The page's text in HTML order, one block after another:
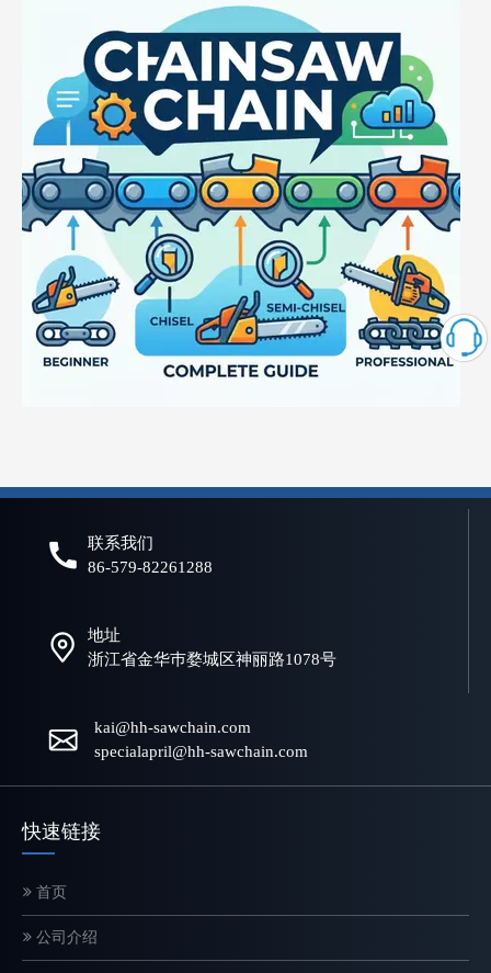
电锯链条如何工作？结构和切割原理解释
链锯链是一种精密设计的切割系统，直接影响切割速度、安全性和
联系我们
86-579-82261288
地址
浙江省金华巿婺城区神丽路1078号
kai@hh-sawchain.com
specialapril@hh-sawchain.com
快速链接
首页
公司介绍